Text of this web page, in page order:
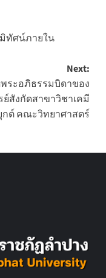
ทัศน์ภายใน
Next:
ระอภิธรรมบิดาของ
ย์สังกัดสาขาวิชาเคมี
กต์ คณะวิทยาศาสตร์